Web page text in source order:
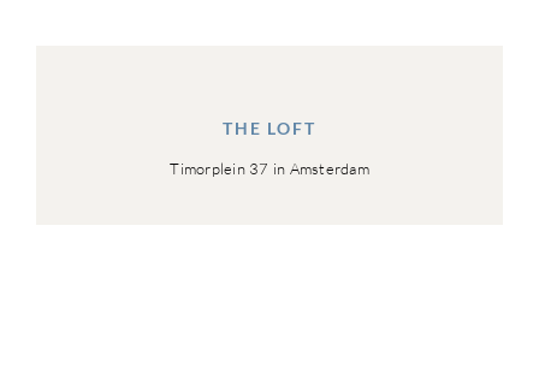
THE LOFT
Timorplein 37 in Amsterdam